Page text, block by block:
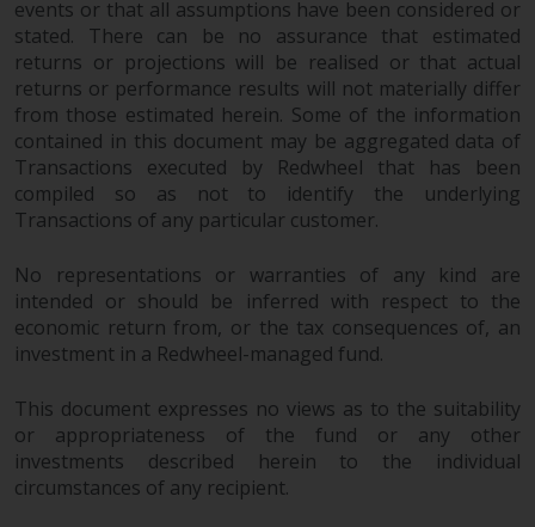
Ihre Informationen auf diese
Weise verwendet werden, sollten
Sie Redwheel per E-Mail oder
schriftlich darüber informieren.
Sie haben Anspruch auf eine
Kopie der Informationen, die wir
über Sie gespeichert haben,
indem Sie uns schriftlich
anschreiben und diese anfordern.
Weitere Informationen finden Sie
in unserer Datenschutz- und
Datenschutzrichtlinie und Cookie-
Geltendes Recht
events or that all assumptions have been considered or
stated. There can be no assurance that estimated
returns or projections will be realised or that actual
returns or performance results will not materially differ
from those estimated herein. Some of the information
contained in this document may be aggregated data of
Transactions executed by Redwheel that has been
compiled so as not to identify the underlying
Transactions of any particular customer.
No representations or warranties of any kind are
intended or should be inferred with respect to the
economic return from, or the tax consequences of, an
investment in a Redwheel-managed fund.
This document expresses no views as to the suitability
or appropriateness of the fund or any other
investments described herein to the individual
circumstances of any recipient.